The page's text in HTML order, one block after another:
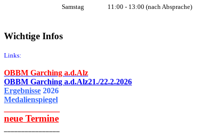
Samstag
11:00 - 13:00 (nach Absprache)
Wichtige Infos
Links:
OBBM Garching a.d.Alz
OBBM Garching a.d.Alz21./22.2.2026
Ergebnisse 2026
Medalienspiegel
neue Termine